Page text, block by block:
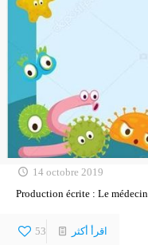
14 octobre 2019
Production écrite : Le médecin
53 اقرأ أكثر